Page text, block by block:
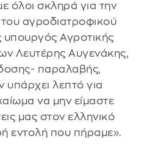
όλοι σκληρά για την
αγροδιατροφικού
Αγροτικής
Λευτέρης Αυγενάκης,
παραλαβής,
υπάρχει λεπτό για
να μην είμαστε
μας στον ελληνικό
εντολή που πήραμε».